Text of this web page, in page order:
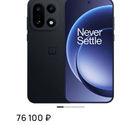
76 100 ₽